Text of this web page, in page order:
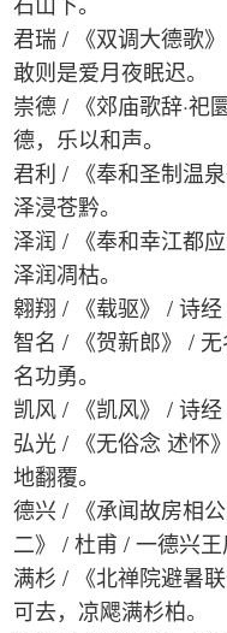
君瑞 / 《双调大德歌
敢则是爱月夜眠迟。
崇德 / 《郊庙歌辞·祀
德，乐以和声。
君利 / 《奉和圣制温
泽浸苍黔。
泽润 / 《奉和幸江都
泽润凋枯。
翱翔 / 《载驱》 / 诗经
智名 / 《贺新郎》 /
名功勇。
凯风 / 《凯风》 / 诗经
弘光 / 《无俗念 述怀
地翻覆。
德兴 / 《承闻故房相
二》 / 杜甫 / 一德兴王
满杉 / 《北禅院避暑
可去，凉飔满杉柏。